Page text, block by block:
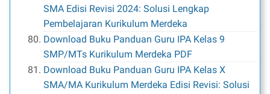
SMA Edisi Revisi 2024: Solusi Lengkap
Pembelajaran Kurikulum Merdeka
Download Buku Panduan Guru IPA Kelas 9
SMP/MTs Kurikulum Merdeka PDF
Download Buku Panduan Guru IPA Kelas X
SMA/MA Kurikulum Merdeka Edisi Revisi: Solusi